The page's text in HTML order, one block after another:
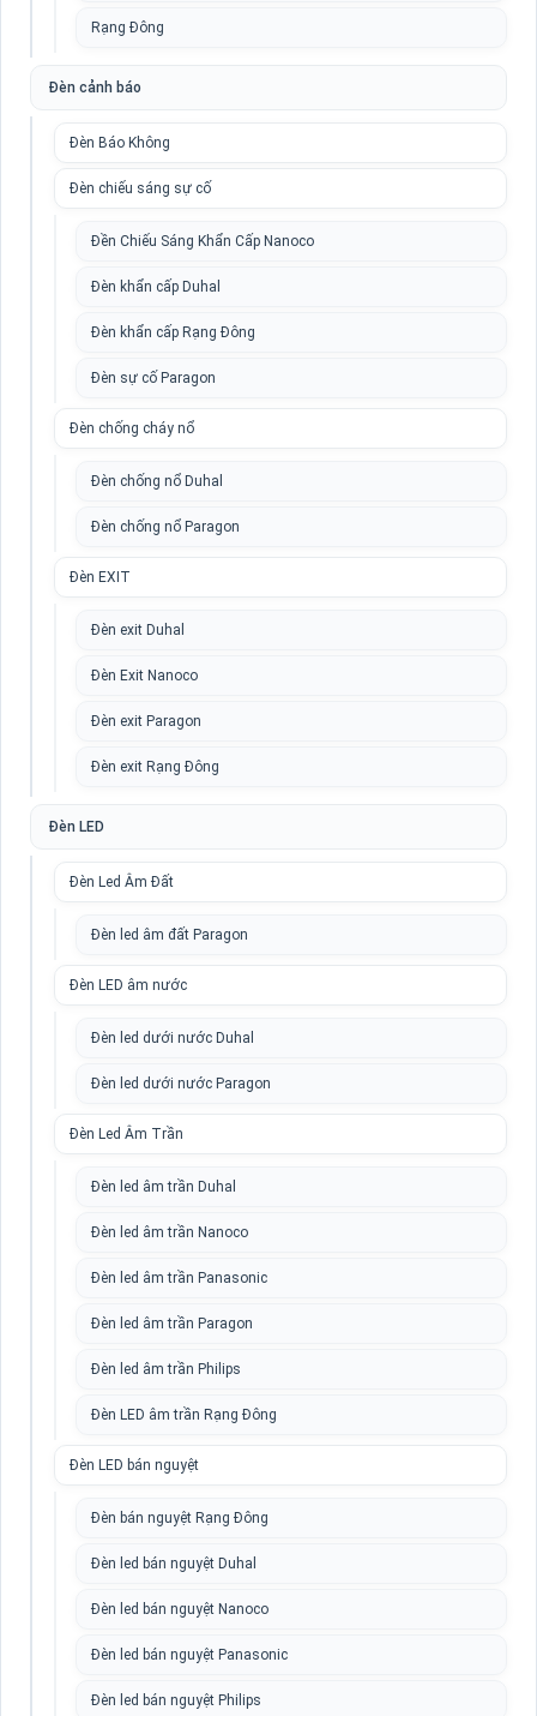
Rạng Đông
Đèn cảnh báo
Đèn Báo Không
Đèn chiếu sáng sự cố
Đền Chiếu Sáng Khẩn Cấp Nanoco
Đèn khẩn cấp Duhal
Đèn khẩn cấp Rạng Đông
Đèn sự cố Paragon
Đèn chống cháy nổ
Đèn chống nổ Duhal
Đèn chống nổ Paragon
Đèn EXIT
Đèn exit Duhal
Đèn Exit Nanoco
Đèn exit Paragon
Đèn exit Rạng Đông
Đèn LED
Đèn Led Âm Đất
Đèn led âm đất Paragon
Đèn LED âm nước
Đèn led dưới nước Duhal
Đèn led dưới nước Paragon
Đèn Led Âm Trần
Đèn led âm trần Duhal
Đèn led âm trần Nanoco
Đèn led âm trần Panasonic
Đèn led âm trần Paragon
Đèn led âm trần Philips
Đèn LED âm trần Rạng Đông
Đèn LED bán nguyệt
Đèn bán nguyệt Rạng Đông
Đèn led bán nguyệt Duhal
Đèn led bán nguyệt Nanoco
Đèn led bán nguyệt Panasonic
Đèn led bán nguyệt Philips